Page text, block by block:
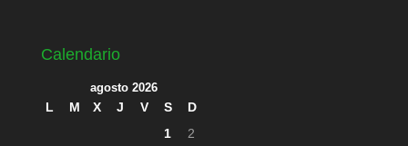
Calendario
agosto 2026
L M X J V S
D
1
2